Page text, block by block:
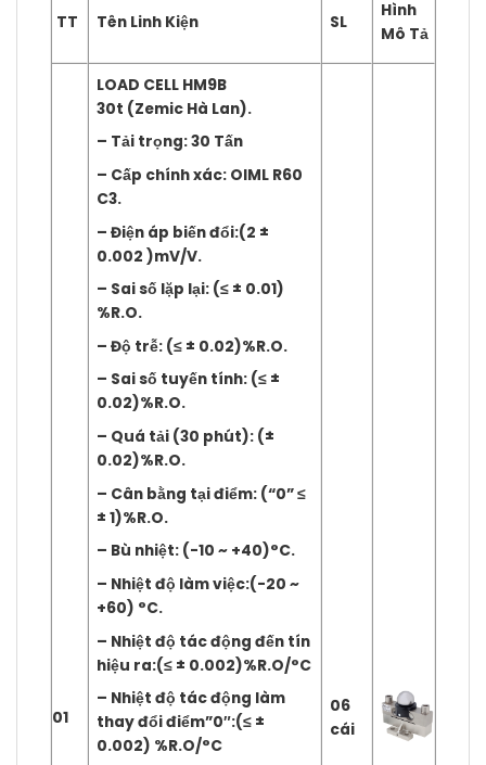
TT Tên Linh Kiện SL
Hình
Mô Tả
01
LOAD CELL HM9B
30t (Zemic Hà Lan).
– Tải trọng: 30 Tấn
– Cấp chính xác: OIML R60
C3.
– Điện áp biến đổi:(2 ±
0.002 )mV/V.
– Sai số lặp lại: (≤ ± 0.01)
%R.O.
– Độ trễ: (≤ ± 0.02)%R.O.
– Sai số tuyến tính: (≤ ±
0.02)%R.O.
– Quá tải (30 phút): (±
0.02)%R.O.
– Cân bằng tại điểm: (“0” ≤
± 1)%R.O.
– Bù nhiệt: (-10 ~ +40)°C.
– Nhiệt độ làm việc:(-20 ~
+60) °C.
– Nhiệt độ tác động đến tín
hiệu ra:(≤ ± 0.002)%R.O/°C
– Nhiệt độ tác động làm
thay đổi điểm”0″:(≤ ±
0.002) %R.O/°C
06
cái